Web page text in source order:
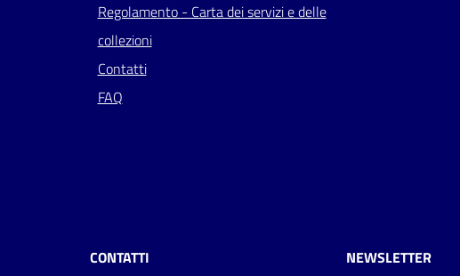
Regolamento - Carta dei servizi e delle
collezioni
Contatti
FAQ
CONTATTI NEWSLETTER